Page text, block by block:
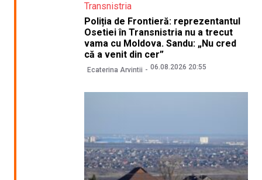
Transnistria
Poliția de Frontieră: reprezentantul
Osetiei în Transnistria nu a trecut
vama cu Moldova. Sandu: „Nu cred
că a venit din cer”
Ecaterina Arvintii 06.08.2026 20:55